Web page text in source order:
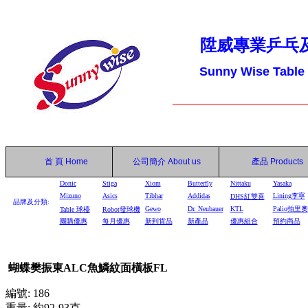
陞威專業乒乓
Sunny Wise
首 頁 Home 公司簡介 About us 產品 Products
品牌及分類:
Donic Stiga Xiom Butterfly Nittaku
Yasaka
Mizuno
Asics Tibhar Addidas DHS紅雙喜
Lining李寧
Table 球檯 Robot發球機 Gewo Dr. Neubauer KTL
Palio拍里奧
團購優惠
每月優惠 新到貨品 新產品 優惠組合 預約商品
蝴蝶樊振東ALC魚鱗紋面橫板FL
編號: 186